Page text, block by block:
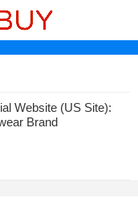
Website (US Site):
Brand